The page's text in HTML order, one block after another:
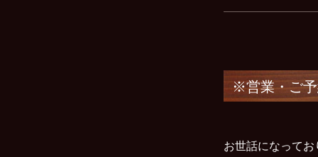
※営業・ご予
お世話になってお